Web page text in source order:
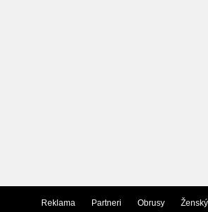
Reklama Partneri Obrusy